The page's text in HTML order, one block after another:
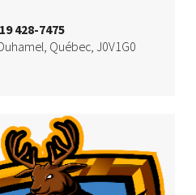
428-7475
Québec J0V1G0